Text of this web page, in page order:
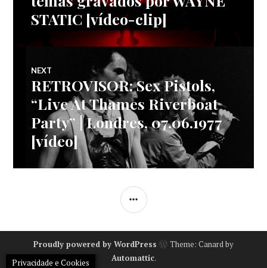
artigos
STATIC [vídeo-clip]
NEXT
Next
post:
RETROVISOR: Sex Pistols,
“Live At Thames Riverboat
Party” | Londres, 07.06.1977
[vídeo]
SIDEBAR
Proudly powered by WordPress
Theme: Canard by
Automattic.
Privacidade e Cookies